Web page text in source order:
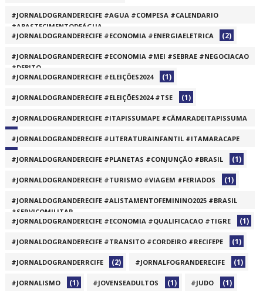
#JORNALDOGRANDERECIFE #AGUA #COMPESA #CALENDARIO
#ABASTECIMENTODEÁGUA
(1)
#JORNALDOGRANDERECIFE #ECONOMIA #ENERGIAELETRICA (2)
#JORNALDOGRANDERECIFE #ECONOMIA #MEI #SEBRAE #NEGOCIACAO
#DEBITO
(1)
#JORNALDOGRANDERECIFE #ELEIÇÕES2024 (1)
#JORNALDOGRANDERECIFE #ELEIÇÕES2024 #TSE (1)
#JORNALDOGRANDERECIFE #ITAPISSUMAPE #CÂMARADEITAPISSUMA
(1)
#JORNALDOGRANDERECIFE #LITERATURAINFANTIL #ITAMARACAPE
(1)
#JORNALDOGRANDERECIFE #PLANETAS #CONJUNÇÃO #BRASIL (1)
#JORNALDOGRANDERECIFE #TURISMO #VIAGEM #FERIADOS (1)
#JORNALDOGRANDERECIFE #ALISTAMENTOFEMININO2025 #BRASIL
#SERVIÇOMILITAR
(1)
#JORNALDOGRANDERECIFE #ECONOMIA #QUALIFICACAO #TIGRE (1)
#JORNALDOGRANDERECIFE #TRANSITO #CORDEIRO #RECIFEPE (1)
#JORNALDOGRANDERRCIFE (2) #JORNALFOGRANDERECIFE (1)
#JORNALISMO (1) #JOVENSEADULTOS (1) #JUDO (1)